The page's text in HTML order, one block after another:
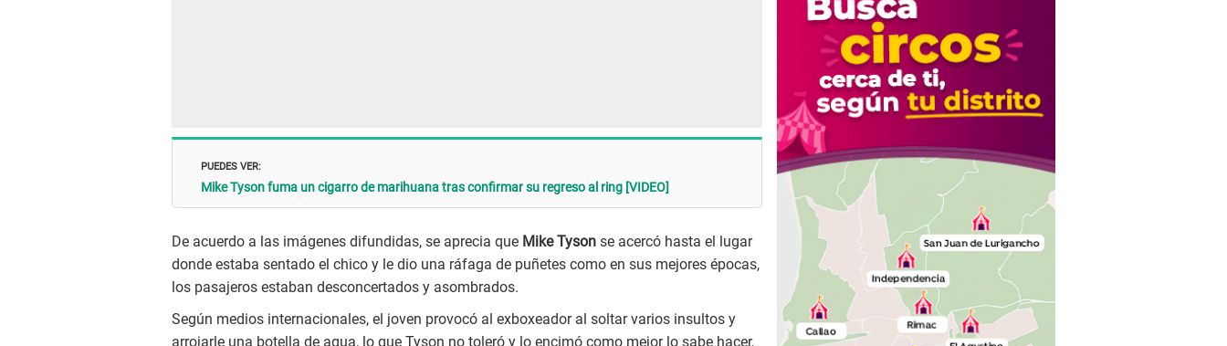
PUEDES VER:
Mike Tyson fuma un cigarro de marihuana tras confirmar su regreso al ring [VIDEO]
De acuerdo a las imágenes difundidas, se aprecia que Mike Tyson se acercó hasta el lugar
donde estaba sentado el chico y le dio una ráfaga de puñetes como en sus mejores épocas,
los pasajeros estaban desconcertados y asombrados.
Según medios internacionales, el joven provocó al exboxeador al soltar varios insultos y
arrojarle una botella de agua, lo que Tyson no toleró y lo encimó como mejor lo sabe hacer,